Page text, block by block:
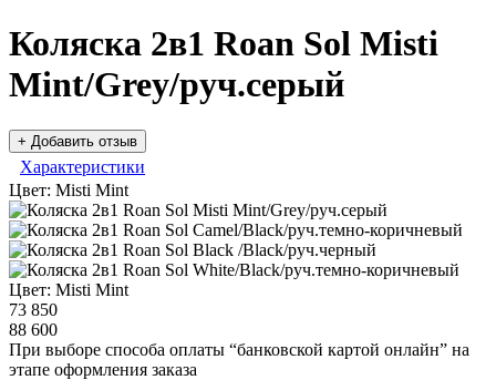
Коляска 2в1 Roan Sol Misti
Mint/Grey/руч.серый
+ Добавить отзыв
Характеристики
Цвет: Misti Mint
Цвет: Misti Mint
73 850
88 600
При выборе способа оплаты “банковской картой онлайн” на
этапе оформления заказа